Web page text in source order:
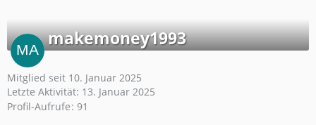
makemoney1993
Mitglied seit 10. Januar 2025
Letzte Aktivität: 13. Januar 2025
Profil-Aufrufe 91